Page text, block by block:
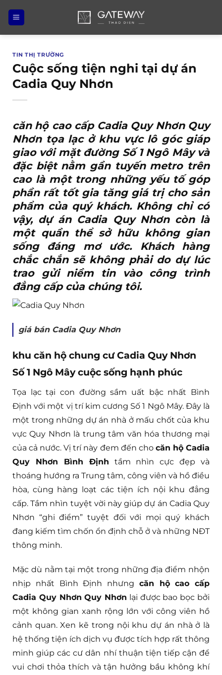
qua
nội
TIN THỊ TRƯỜNG
Cuộc sống tiện nghi tại dự án
Cadia Quy Nhơn
căn hộ cao cấp Cadia Quy Nhơn Quy
Nhơntọa lạc ở khu vực lô góc giáp
giao với mặt đường Số 1 Ngô Mây và
đặc biệt nằm gần tuyến metro trên
cao là một trong những yếu tố góp
phần rất tốt gia tăng giá trị cho sản
phẩm của quý khách. Không chỉ có
vậy, dự án Cadia Quy Nhơn còn là
một quần thể sở hữu không gian
sống đáng mơ ước. Khách hàng
chắc chắn sẽ không phải do dự lúc
trao gửi niềm tin vào công trình
đẳng cấp của chúng tôi.
giá bán Cadia Quy Nhơn
khu căn hộ chung cư Cadia Quy Nhơn
Số 1 Ngô Mây cuộc sống hạnh phúc
Tọa lạc tại con đường sầm uất bậc nhất Bình
Định với một vị trí kim cương Số 1 Ngô Mây. Đây là
một trong những dự án nhà ở mấu chốt của khu
vực Quy Nhơn là trung tâm văn hóa thương mại
của cả nước. Vị trí này đem đến cho căn hộ Cadia
Quy Nhơn Bình Định tầm nhìn cực đẹp và
thoáng hướng ra Trung tâm, công viên và hồ điều
hòa, cùng hàng loạt các tiện ích nội khu đẳng
cấp. Tầm nhìn tuyệt vời này giúp dự án Cadia Quy
Nhơn “ghi điểm” tuyệt đối với mọi quý khách
đang kiếm tìm chốn ổn định chỗ ở và những NĐT
thông minh.
Mặc dù nằm tại một trong những địa điểm nhộn
nhịp nhất Bình Định nhưng căn hộ cao cấp
Cadia Quy Nhơn Quy Nhơn lại được bao bọc bởi
một không gian xanh rộng lớn với công viên hồ
cảnh quan. Xen kẽ trong nội khu dự án nhà ở là
hệ thống tiện ích dịch vụ được tích hợp rất thông
minh giúp các cư dân nhí thuận tiện tiếp cận để
vui chơi thỏa thích và tận hưởng bầu không khí